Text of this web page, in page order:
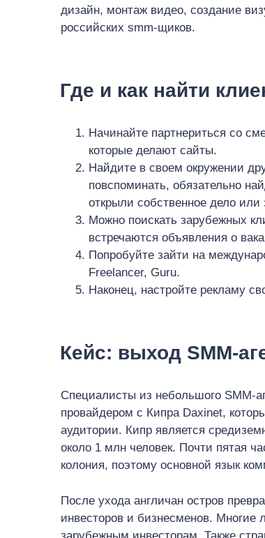
дизайн, монтаж видео, создание
российских smm-щиков.
Где и как найти
Начинайте партнериться со
которые делают сайты.
Найдите в своем окружении
повспоминать, обязательно
открыли собственное дело
Можно поискать зарубежных
встречаются объявления о
Попробуйте зайти на
Freelancer, Guru.
Наконец, настройте рекламу
Кейс: выход SMM-
Специалисты из небольшого SMM-
провайдером с Кипра Daxinet,
аудитории. Кипр является
около 1 млн человек. Почти пятая
колония, поэтому основной язык
После ухода англичан остров
инвесторов и бизнесменов. Многие